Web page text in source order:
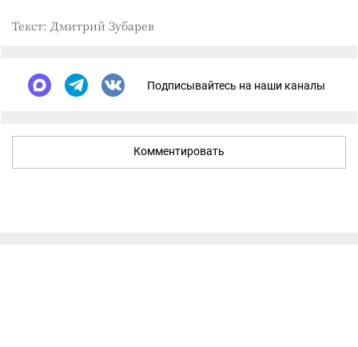
Текст: Дмитрий Зубарев
Подписывайтесь на наши каналы
Комментировать